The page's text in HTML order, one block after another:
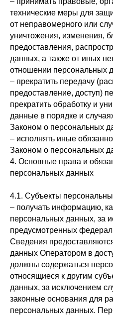
технические меры для
от неправомерного или
уничтожения, изменения,
предоставления,
данных, а также от иных
отношении персональных
– прекратить передачу
предоставление, доступ)
прекратить обработку и
данные в порядке и
Законом о персональных
– исполнять иные
Законом о персональных
4. Основные права и
персональных данных
4.1. Субъекты
– получать информацию,
персональных данных, за
предусмотренных
Сведения
данных Оператором в
должны содержаться
относящиеся к другим
данных, за исключением
законные основания для
персональных данных.